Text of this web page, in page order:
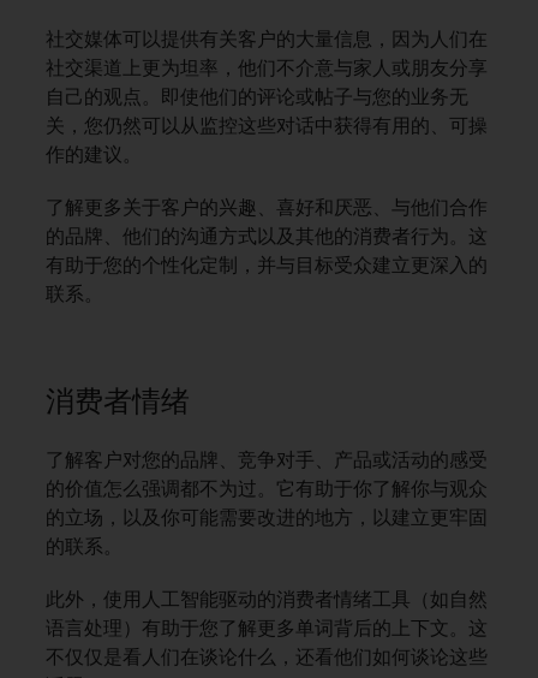
社交媒体可以提供有关客户的大量信息，因为人们在
社交渠道上更为坦率，他们不介意与家人或朋友分享
自己的观点。即使他们的评论或帖子与您的业务无
关，您仍然可以从监控这些对话中获得有用的、可操
作的建议。
了解更多关于客户的兴趣、喜好和厌恶、与他们合作
的品牌、他们的沟通方式以及其他的消费者行为。这
有助于您的个性化定制，并与目标受众建立更深入的
联系。
消费者情绪
了解客户对您的品牌、竞争对手、产品或活动的感受
的价值怎么强调都不为过。它有助于你了解你与观众
的立场，以及你可能需要改进的地方，以建立更牢固
的联系。
此外，使用人工智能驱动的消费者情绪工具（如自然
语言处理）有助于您了解更多单词背后的上下文。这
不仅仅是看人们在谈论什么，还看他们如何谈论这些